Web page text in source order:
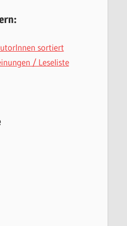
sortiert
/ Leseliste